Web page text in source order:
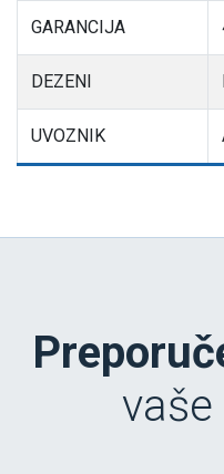
GARANCIJA
DEZENI
UVOZNIK